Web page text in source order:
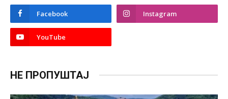
Facebook Instagram
YouTube
НЕ ПРОПУШТАЈ